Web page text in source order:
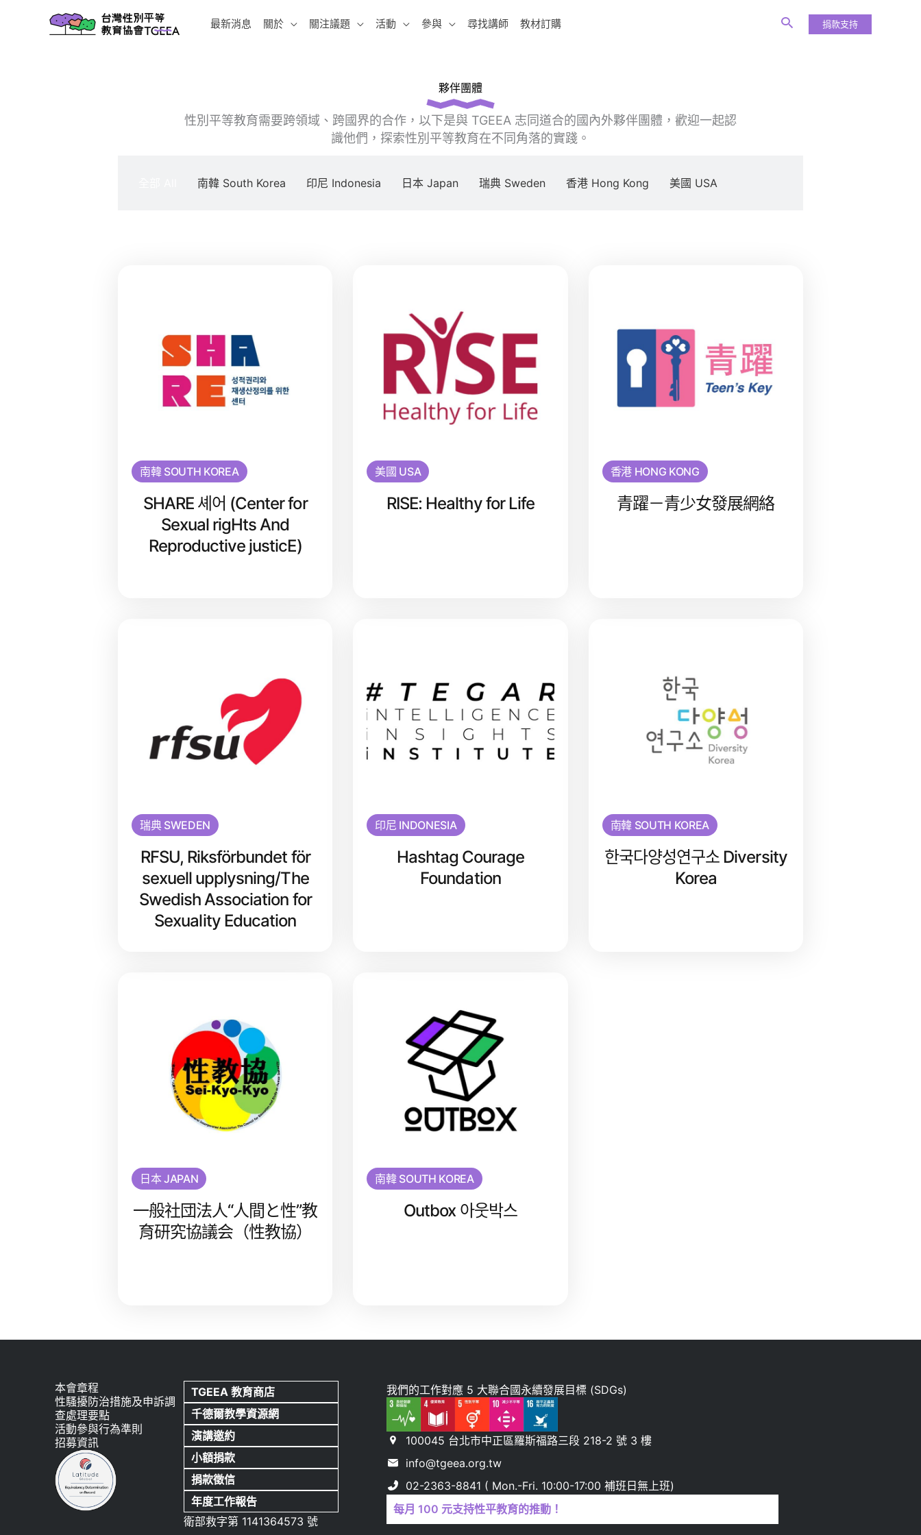
最新消息 關於 關注議題 活動 參與 尋找講師 教材訂購 捐款支持
夥伴團體
性別平等教育需要跨領域、跨國界的合作，以下是與 TGEEA 志同道合的國內外夥伴團體，歡迎一起認
識他們，探索性別平等教育在不同角落的實踐。
南韓 South Korea 印尼 Indonesia 日本 Japan 瑞典 Sweden 香港 Hong Kong 美國 USA
南韓 SOUTH KOREA
SHARE 셰어 (Center for
Sexual rigHts And
Reproductive justicE)
美國 USA
RISE: Healthy for Life
香港 HONG KONG
青躍－青少女發展網絡
瑞典 SWEDEN
RFSU, Riksförbundet för
sexuell upplysning/The
Swedish Association for
Sexuality Education
印尼 INDONESIA
Hashtag Courage
Foundation
南韓 SOUTH KOREA
한국다양성연구소 Diversity
Korea
日本 JAPAN
一般社団法人“人間と性”教
育研究協議会（性教協）
南韓 SOUTH KOREA
Outbox 아웃박스
本會章程
性騷擾防治措施及申訴調
查處理要點
活動參與行為準則
招募資訊
TGEEA 教育商店
千德爾教學資源網
演講邀約
小額捐款
捐款徵信
年度工作報告
衛部救字第 1141364573 號
我們的工作對應 5 大聯合國永續發展目標 (SDGs)
100045 台北市中正區羅斯福路三段 218-2 號 3 樓
info@tgeea.org.tw
02-2363-8841 ( Mon.-Fri. 10:00-17:00 補班日無上班)
每月 100 元支持性平教育的推動！